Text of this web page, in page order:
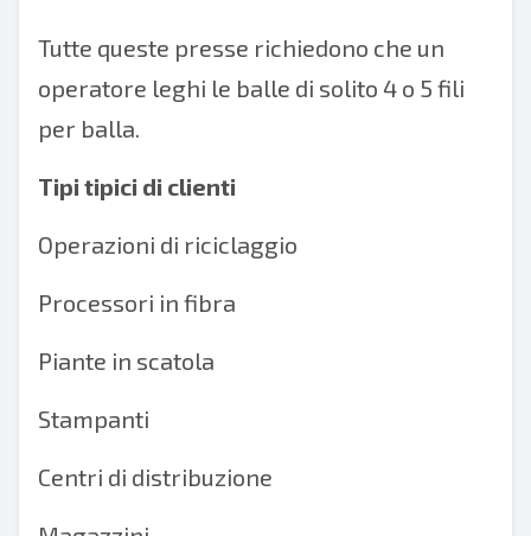
Tutte queste presse richiedono che un
operatore leghi le balle di solito 4 o 5 fili
per balla.
Tipi tipici di clienti
Operazioni di riciclaggio
Processori in fibra
Piante in scatola
Stampanti
Centri di distribuzione